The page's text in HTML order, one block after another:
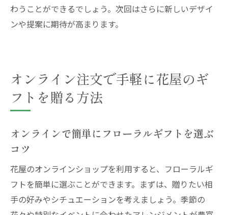
わうことができるでしょう。次回はさらに新しいデザイ
ンや提案に期待が高まります。
オンライン注文で手軽に花屋のギ
フトを贈る方法
オンラインで簡単にフローラルギフトを選ぶ
コツ
花屋のオンラインショップを利用すると、フローラルギ
フトを簡単に選ぶことができます。まずは、贈りたい相
手の好みやシチュエーションを考えましょう。季節の